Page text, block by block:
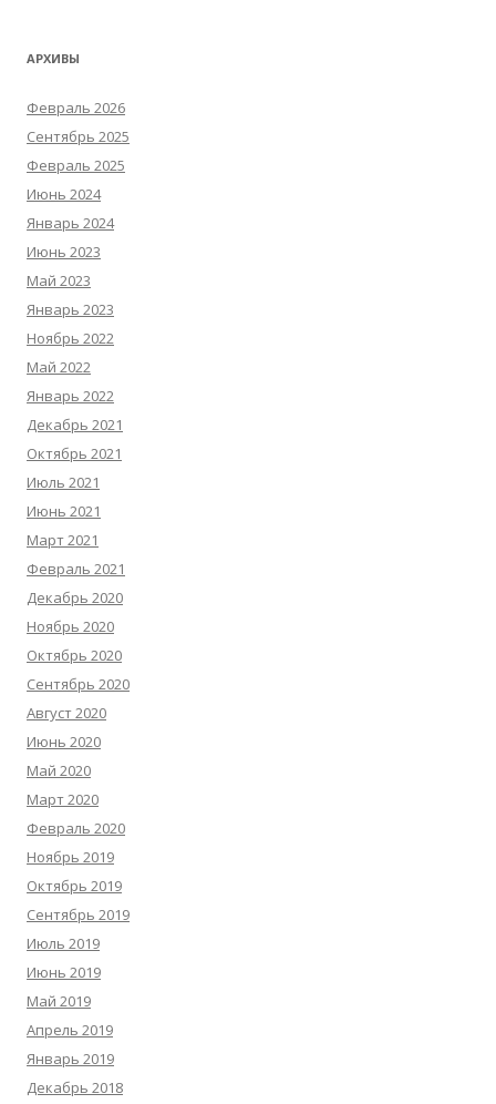
АРХИВЫ
Февраль 2026
Сентябрь 2025
Февраль 2025
Июнь 2024
Январь 2024
Июнь 2023
Май 2023
Январь 2023
Ноябрь 2022
Май 2022
Январь 2022
Декабрь 2021
Октябрь 2021
Июль 2021
Июнь 2021
Март 2021
Февраль 2021
Декабрь 2020
Ноябрь 2020
Октябрь 2020
Сентябрь 2020
Август 2020
Июнь 2020
Май 2020
Март 2020
Февраль 2020
Ноябрь 2019
Октябрь 2019
Сентябрь 2019
Июль 2019
Июнь 2019
Май 2019
Апрель 2019
Январь 2019
Декабрь 2018